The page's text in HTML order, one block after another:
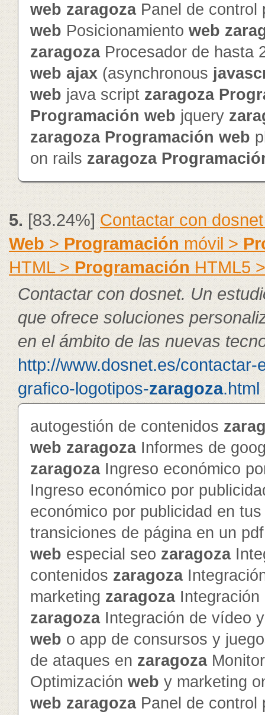
web zaragozaPanel de control
web Posicionamiento web
zaragozaProcesador de hasta
web ajax (asynchronous
web java script zaragoza
Programación web jquery
zaragoza Programación web
on rails zaragoza
5. [83.24%] Contactar con
Web>Programaciónmóvil >
HTML > ProgramaciónHTML5
Contactar con dosnet. Un
que ofrece soluciones
en el ámbito de las nuevas
http://www.dosnet.es/contactar-
grafico-logotipos-zaragoza.html
autogestión de contenidos
web zaragozaInformes de
zaragozaIngreso económico
Ingreso económico por
económico por publicidad en
transiciones de página en un
web especial seo zaragoza
contenidos zaragoza
marketing zaragozaIntegración
zaragozaIntegración de vídeo
web o app de consursos y
de ataques en zaragoza
Optimización web y marketing
web zaragozaPanel de control